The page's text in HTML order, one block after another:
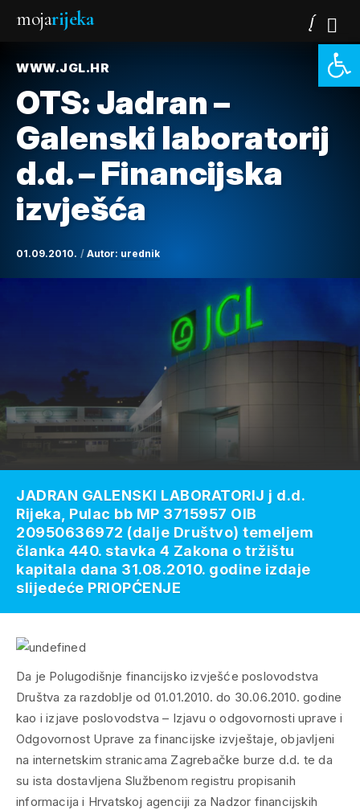
mojarijeka
WWW.JGL.HR
OTS: Jadran –
Galenski laboratorij
d.d. – Financijska
izvješća
01.09.2010. Autor: urednik
Da je Polugodišnje financijsko izvješće poslovodstva
Društva za razdoblje od 01.01.2010. do 30.06.2010. godine
kao i izjave poslovodstva – Izjavu o odgovornosti uprave i
Odgovornost Uprave za financijske izvještaje, objavljeni
na internetskim stranicama Zagrebačke burze d.d. te da
su ista dostavljena Službenom registru propisanih
informacija i Hrvatskoj agenciji za Nadzor financijskih
JADRAN GALENSKI LABORATORIJ j d.d.
Rijeka, Pulac bb MP 3715957 OIB
20950636972 (dalje Društvo) temeljem
članka 440. stavka 4 Zakona o tržištu
kapitala dana 31.08.2010. godine izdaje
slijedeće PRIOPĆENJE